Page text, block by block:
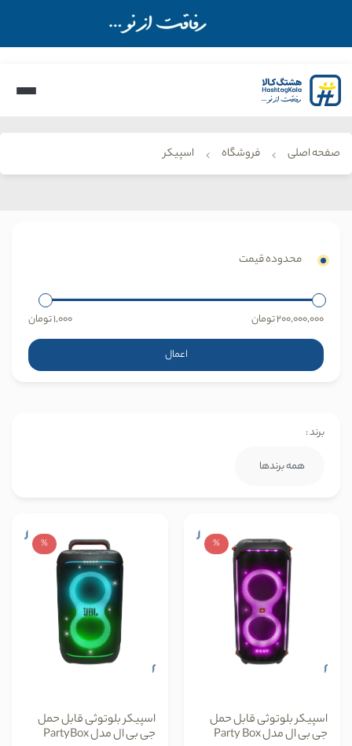
صفحه اصلی فروشگاه اسپیکر
محدوده قیمت
200,000,000تومان 1,000تومان
اعمال
برند :
%
اسپیکر بلوتوثی قابل حمل
جی بی ال مدل Party Box
%
اسپیکر بلوتوثی قابل حمل
جی بی ال مدل PartyBox